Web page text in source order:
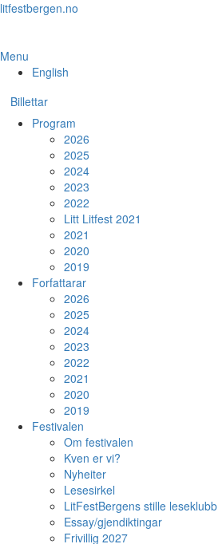
Skip
content
litfestbergen.no
Menu
English
Billettar
Program
2026
2025
2024
2023
2022
Litt Litfest 2021
2021
2020
2019
Forfattarar
2026
2025
2024
2023
2022
2021
2020
2019
Festivalen
Om festivalen
Kven er vi?
Nyheiter
Lesesirkel
LitFestBergens stille leseklubb
Essay/gjendiktingar
Frivillig 2027